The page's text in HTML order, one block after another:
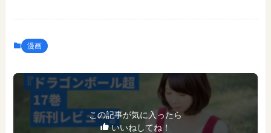
漫画
この記事が気に入ったら
いいねしてね！